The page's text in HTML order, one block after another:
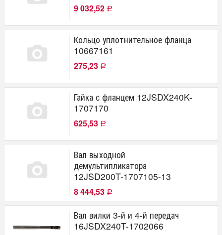
9 032,52 Р
Кольцо уплотнительное фланца
10667161
275,23 Р
Гайка с фланцем 12JSDX240K-
1707170
625,53 Р
Вал выходной
демультипликатора
12JSD200T-1707105-13
8 444,53 Р
Вал вилки 3-й и 4-й передач
16JSDX240T-1702066